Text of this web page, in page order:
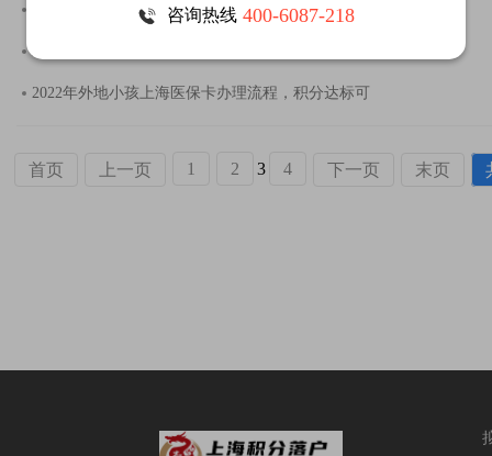
我有多少分?能买哪里?上海新房积分政策解析!
2022上海居住证积分续签新规定，120分提分方案！
2022年外地小孩上海医保卡办理流程，积分达标可
首页 上一页 1 2 3 4 下一页 末页
咨询热线 400-6087-218